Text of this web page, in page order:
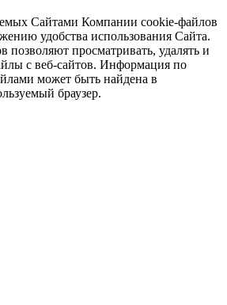
Сайтами Компании cookie-файлов
удобства использования Сайта.
позволяют просматривать, удалять и
c веб-сайтов. Информация по
может быть найдена в
браузер.